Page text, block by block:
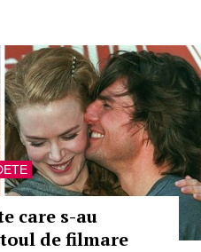
care s-au
de filmare